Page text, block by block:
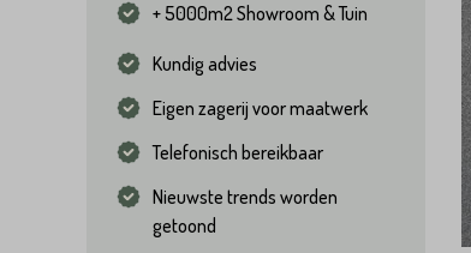
+ 5000m2 Showroom & Tuin
Kundig advies
Eigen zagerij voor maatwerk
Telefonisch bereikbaar
Nieuwste trends worden
getoond